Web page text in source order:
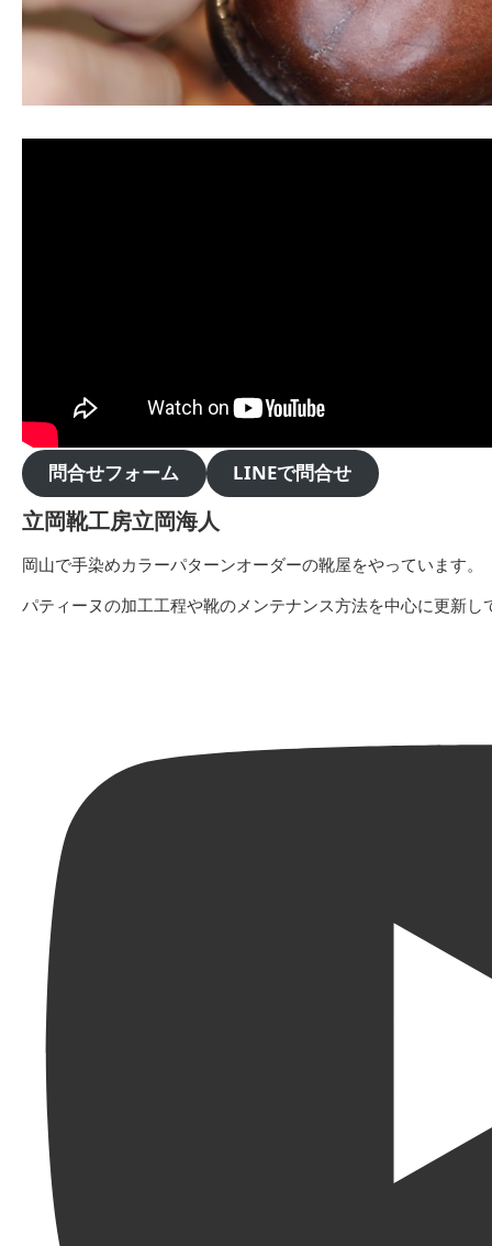
問合せフォーム LINEで問合せ
立岡靴工房立岡海人
岡山で手染めカラーパターンオーダーの靴屋をやっています。